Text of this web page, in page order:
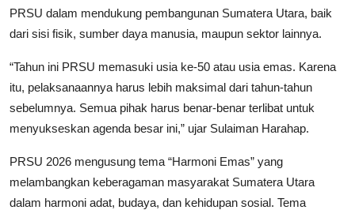
PRSU dalam mendukung pembangunan Sumatera Utara, baik
dari sisi fisik, sumber daya manusia, maupun sektor lainnya.
“Tahun ini PRSU memasuki usia ke-50 atau usia emas. Karena
itu, pelaksanaannya harus lebih maksimal dari tahun-tahun
sebelumnya. Semua pihak harus benar-benar terlibat untuk
menyukseskan agenda besar ini,” ujar Sulaiman Harahap.
PRSU 2026 mengusung tema “Harmoni Emas” yang
melambangkan keberagaman masyarakat Sumatera Utara
dalam harmoni adat, budaya, dan kehidupan sosial. Tema